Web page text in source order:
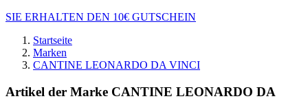
SIE ERHALTEN DEN 10€ GUTSCHEIN
Startseite
Marken
CANTINE LEONARDO DA VINCI
Artikel der Marke CANTINE LEONARDO DA